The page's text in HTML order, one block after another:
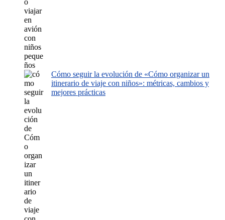
Cómo seguir la evolución de «Cómo organizar un
itinerario de viaje con niños»: métricas, cambios y
mejores prácticas